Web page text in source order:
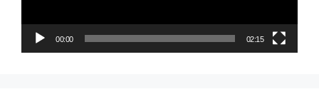
00:00 02:15